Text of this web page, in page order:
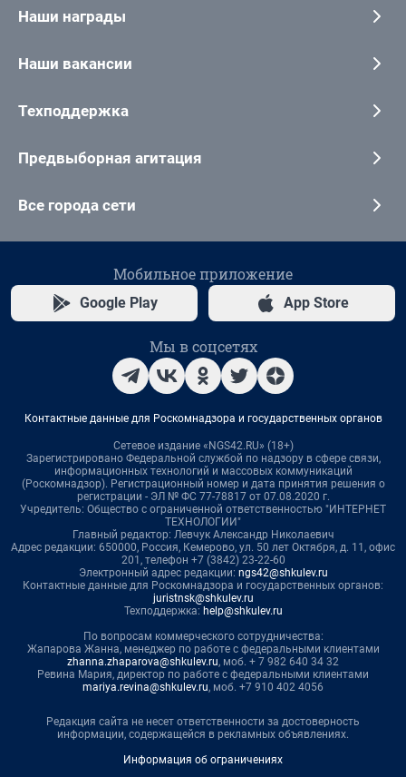
Наши награды
Наши вакансии
Техподдержка
Предвыборная агитация
Все города сети
Мобильное приложение
Google Play App Store
Мы в соцсетях
Контактные данные для Роскомнадзора и государственных органов
Сетевое издание «NGS42.RU» (18+)
Зарегистрировано Федеральной службой по надзору в сфере связи,
информационных технологий и массовых коммуникаций
(Роскомнадзор). Регистрационный номер и дата принятия решения о
регистрации - ЭЛ № ФС 77-78817 от 07.08.2020 г.
Учредитель: Общество с ограниченной ответственностью "ИНТЕРНЕТ
ТЕХНОЛОГИИ"
Главный редактор: Левчук Александр Николаевич
Адрес редакции: 650000, Россия, Кемерово, ул. 50 лет Октября, д. 11, офис
201, телефон +7 (3842) 23-22-60
Электронный адрес редакции: ngs42@shkulev.ru
Контактные данные для Роскомнадзора и государственных органов:
juristnsk@shkulev.ru
Техподдержка: help@shkulev.ru
По вопросам коммерческого сотрудничества:
Жапарова Жанна, менеджер по работе с федеральными клиентами
zhanna.zhaparova@shkulev.ru, моб. + 7 982 640 34 32
Ревина Мария, директор по работе с федеральными клиентами
mariya.revina@shkulev.ru, моб. +7 910 402 4056
Редакция сайта не несет ответственности за достоверность
информации, содержащейся в рекламных объявлениях.
Информация об ограничениях